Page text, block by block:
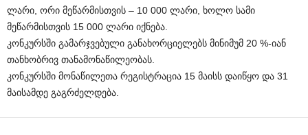
ლარი, ორი მეწარმისთვის – 10 000 ლარი, ხოლო სამი
მეწარმისთვის 15 000 ლარი იქნება.
კონკურსში გამარჯვებული განახორციელებს მინიმუმ 20 %-იან
თანხობრივ თანამონაწილეობას.
კონკურსში მონაწილეთა რეგისტრაცია 15 მაისს დაიწყო და 31
მაისამდე გაგრძელდება.